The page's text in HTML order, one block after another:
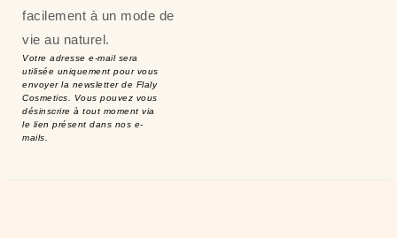
facilement à un mode de
vie au naturel.
Votre adresse e-mail sera
utilisée uniquement pour vous
envoyer la newsletter de Flaly
Cosmetics. Vous pouvez vous
désinscrire à tout moment via
le lien présent dans nos e-
mails.